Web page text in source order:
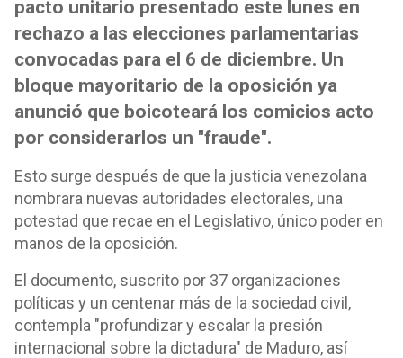
pacto unitario presentado este lunes en
rechazo a las elecciones parlamentarias
convocadas para el 6 de diciembre. Un
bloque mayoritario de la oposición ya
anunció que boicoteará los comicios acto
por considerarlos un "fraude".
Esto surge después de que la justicia venezolana
nombrara nuevas autoridades electorales, una
potestad que recae en el Legislativo, único poder en
manos de la oposición.
El documento, suscrito por 37 organizaciones
políticas y un centenar más de la sociedad civil,
contempla "profundizar y escalar la presión
internacional sobre la dictadura" de Maduro, así